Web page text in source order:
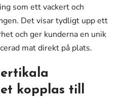
som ett vackert och
Det visar tydligt upp ett
och ger kunderna en unik
mat direkt på plats.
kopplas till